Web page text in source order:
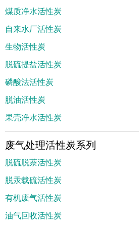
煤质净水活性炭
自来水厂活性炭
生物活性炭
脱硫提盐活性炭
磷酸法活性炭
脱油活性炭
果壳净水活性炭
废气处理活性炭系列
脱硫脱萘活性炭
脱汞载硫活性炭
有机废气活性炭
油气回收活性炭